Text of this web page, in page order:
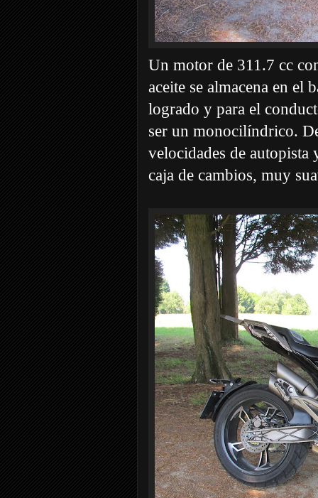
Un motor de 311.7 cc
aceite se almacena en
logrado y para el
ser un monocilíndrico.
velocidades de
caja de cambios, muy